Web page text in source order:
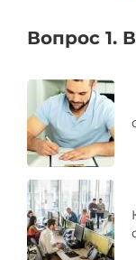
Вопрос 1.